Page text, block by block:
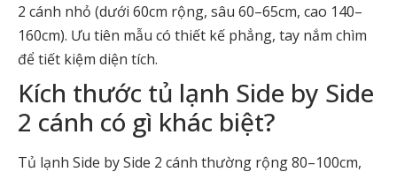
2 cánh nhỏ (dưới 60cm rộng, sâu 60–65cm, cao 140–
160cm). Ưu tiên mẫu có thiết kế phẳng, tay nắm chìm
để tiết kiệm diện tích.
Kích thước tủ lạnh Side by Side
2 cánh có gì khác biệt?
Tủ lạnh Side by Side 2 cánh thường rộng 80–100cm,